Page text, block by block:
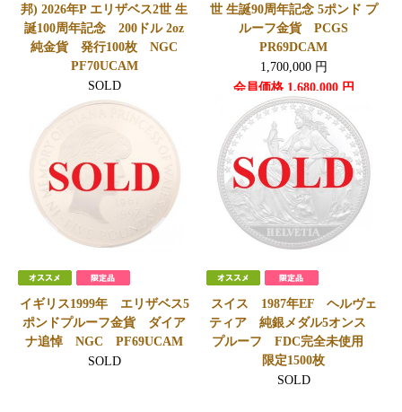
邦) 2026年P エリザベス2世 生
誕100周年記念 200ドル 2oz
純金貨 発行100枚 NGC
PF70UCAM
SOLD
世 生誕90周年記念 5ポンド プ
ルーフ金貨 PCGS
PR69DCAM
1,700,000 円
会員価格 1,680,000円
イギリス1999年 エリザベス5
ポンドプルーフ金貨 ダイア
ナ追悼 NGC PF69UCAM
SOLD
スイス 1987年EF ヘルヴェ
ティア 純銀メダル5オンス
プルーフ FDC完全未使用
限定1500枚
SOLD